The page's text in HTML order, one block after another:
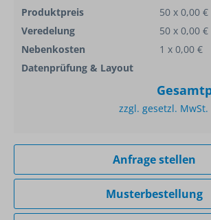
Produktpreis 50 x 0,00 €
Veredelung
50 x 0,00 €
Nebenkosten
1 x 0,00 €
Datenprüfung & Layout
zzgl. gesetzl.
Anfrage stellen
Musterbestellung